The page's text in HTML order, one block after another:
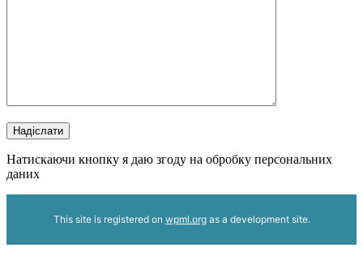
Надіслати
Натискаючи кнопку я даю згоду на обробку персональних
даних
This site is registered on wpml.orgas a development site.